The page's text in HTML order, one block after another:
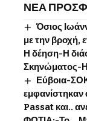
ΝΕΑ
Όσιος
με την βροχή,
Η δέηση-Η
Σκηνώματος-Η
Εύβοια-
εμφανίστηκαν
Passat και..